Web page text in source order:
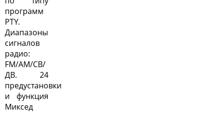
программ
PTY.
Диапазоны
сигналов
радио:
FM/AM/СВ/
ДВ. 24
предустановки
и функция
Миксед